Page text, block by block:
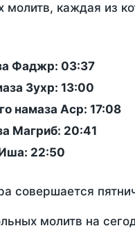
молитв, каждая из
Фаджр: 03:37
Зухр: 13:00
намаза Аср: 17:08
Магриб: 20:41
22:50
совершается
молитв на